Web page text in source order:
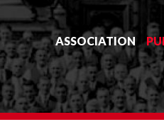
ASSOCIATION